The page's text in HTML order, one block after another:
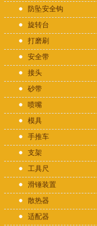
防坠安全钩
旋转台
打磨刷
安全带
接头
砂带
喷嘴
模具
手推车
支架
工具尺
滑锤装置
散热器
适配器